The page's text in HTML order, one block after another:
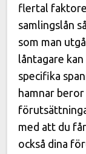
flertal
samlingslån
som man
låntagare
specifika
hamnar
med att du
också dina